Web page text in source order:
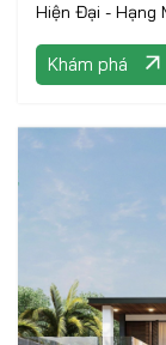
Hiện Đại
Khám phá